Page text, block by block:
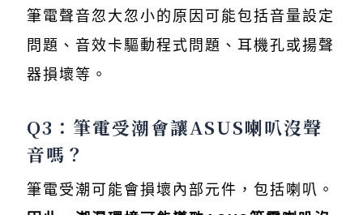
筆電聲音忽大忽小的原因可能包括音量設定
問題、音效卡驅動程式問題、耳機孔或揚聲
器損壞等。
Q3：筆電受潮會讓ASUS喇叭沒聲
音嗎？
筆電受潮可能會損壞內部元件，包括喇叭。